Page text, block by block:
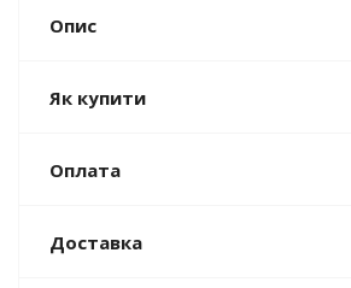
Опис
Як купити
Оплата
Доставка